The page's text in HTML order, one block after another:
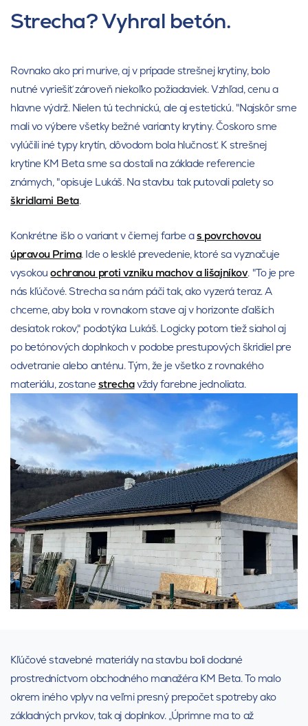
Strecha? Vyhral betón.
Rovnako ako pri murive, aj v prípade strešnej krytiny, bolo
nutné vyriešiť zároveň niekoľko požiadaviek. Vzhľad, cenu a
hlavne výdrž. Nielen tú technickú, ale aj estetickú. "Najskôr sme
mali vo výbere všetky bežné varianty krytiny. Čoskoro sme
vylúčili iné typy krytín, dôvodom bola hlučnosť. K strešnej
krytine KM Beta sme sa dostali na základe referencie
známych, "opisuje Lukáš. Na stavbu tak putovali palety so
škridlami Beta.
Konkrétne išlo o variant v čiernej farbe as povrchovou
úpravou Prima. Ide o lesklé prevedenie, ktoré sa vyznačuje
vysokouochranou proti vzniku machov a lišajníkov. "To je pre
nás kľúčové. Strecha sa nám páči tak, ako vyzerá teraz. A
chceme, aby bola v rovnakom stave aj v horizonte ďalších
desiatok rokov," podotýka Lukáš. Logicky potom tiež siahol aj
po betónových doplnkoch v podobe prestupových škridiel pre
odvetranie alebo anténu. Tým, že je všetko z rovnakého
materiálu, zostanestrechavždy farebne jednoliata.
Kľúčové stavebné materiály na stavbu boli dodané
prostredníctvom obchodného manažéra KM Beta. To malo
okrem iného vplyv na veľmi presný prepočet spotreby ako
základných prvkov, tak aj doplnkov. „Úprimne ma to až